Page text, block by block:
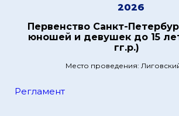
2026
Первенство Санкт-
юношей и девушек до 15
гг.р.)
Место проведения:
Регламент